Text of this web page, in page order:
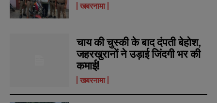
खबरनामा
चाय की चुस्की के बाद दंपती बेहोश,
जहरखुरानों ने उड़ाई जिंदगी भर की
कमाई!
खबरनामा